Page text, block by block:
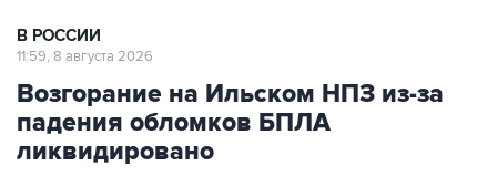
В РОССИИ
11:59, 8 августа 2026
Возгорание на Ильском НПЗ из-за
падения обломков БПЛА
ликвидировано